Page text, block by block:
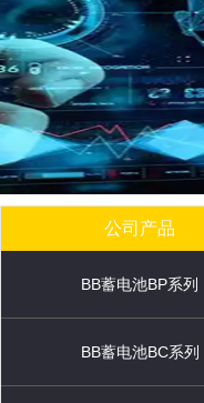
公司产品
BB蓄电池BP系列
BB蓄电池BC系列